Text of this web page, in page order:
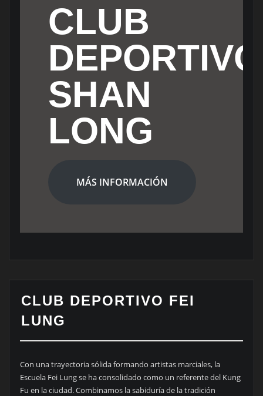
CLUB
DEPORTIVO
SHAN
LONG
MÁS INFORMACIÓN
CLUB DEPORTIVO FEI
LUNG
Con una trayectoria sólida formando artistas marciales, la
Escuela Fei Lung se ha consolidado como un referente del Kung
Fu en la ciudad. Combinamos la sabiduría de la tradición